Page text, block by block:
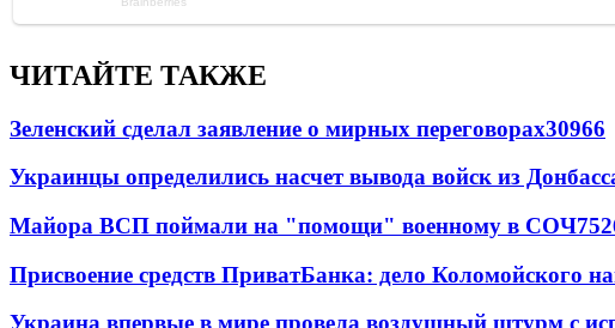
ЧИТАЙТЕ ТАКЖЕ
Зеленский сделал заявление о мирных переговорах30966
Украинцы определились насчет вывода войск из
Майора ВСП поймали на "помощи" военному в СОЧ
Присвоение средств ПриватБанка: дело Коломойского